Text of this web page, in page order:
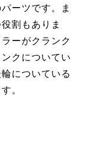
ーツです。ま
割もありま
ーがクランク
クについてい
についている
。